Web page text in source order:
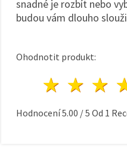
snadné je rozbít nebo
budou vám dlouho
Ohodnotit produkt:
2
1
Hodnocení5.00 /5 Od 1